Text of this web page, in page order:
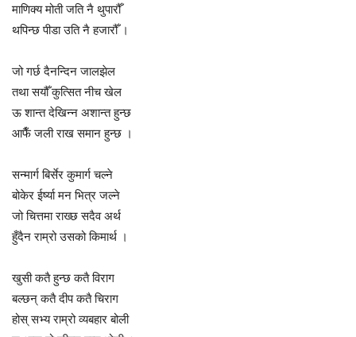
माणिक्य मोती जति नै थुपारौँ
थपिन्छ पीडा उति नै हजारौँ ।
जो गर्छ दैनन्दिन जालझेल
तथा सयौँ कुत्सित नीच खेल
ऊ शान्त देखिन्न अशान्त हुन्छ
आफैँ जली राख समान हुन्छ ।
सन्मार्ग बिर्सेर कुमार्ग चल्ने
बोकेर ईर्ष्या मन भित्र जल्ने
जो चित्तमा राख्छ सदैव अर्थ
हुँदैन राम्रो उसको किमार्थ ।
खुसी कतै हुन्छ कतै विराग
बल्छन् कतै दीप कतै चिराग
होस् सभ्य राम्रो व्यबहार बोली